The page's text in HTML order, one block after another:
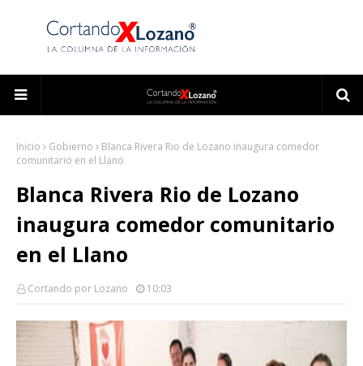
Inicio Gobierno
Blanca Rivera Rio de Lozano inaugura comedor
comunitario en el Llano
Blanca Rivera Rio de Lozano
inaugura comedor comunitario
en el Llano
Cortando por Lozano 10:03